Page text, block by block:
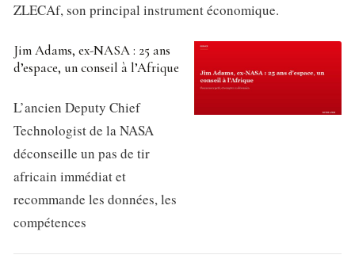
ZLECAf, son principal instrument économique.
Jim Adams, ex-NASA : 25 ans
d’espace, un conseil à l’Afrique
L’ancien Deputy Chief
Technologist de la NASA
déconseille un pas de tir
africain immédiat et
recommande les données, les
compétences